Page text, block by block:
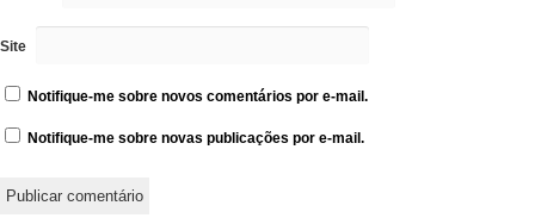
Site
Notifique-me sobre novos comentários por e-mail.
Notifique-me sobre novas publicações por e-mail.